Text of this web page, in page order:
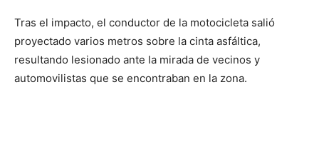
Tras el impacto, el conductor de la motocicleta salió
proyectado varios metros sobre la cinta asfáltica,
resultando lesionado ante la mirada de vecinos y
automovilistas que se encontraban en la zona.